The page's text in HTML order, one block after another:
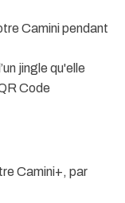
Camini pendant
jingle qu'elle
Code
Camini+, par